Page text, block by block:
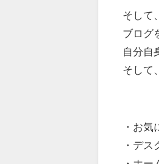
そして、
ブログ
自分自
そして
・お
・デ